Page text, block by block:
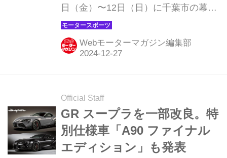
日（金）〜12日（日）に千葉市の幕張
メッセで開催される「東京オートサロ
ン2025（以下、TAS2025）」に出展す
る概要を発表した。
Webモーターマガジン編集部
Official Staff
GR スープラを一部改良。特
別仕様車「A90 ファイナル
エディション」も発表